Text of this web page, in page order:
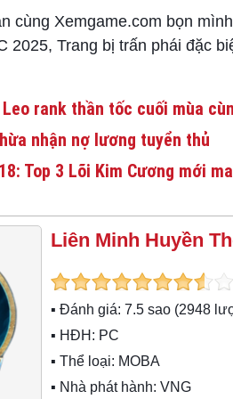
cùng Xemgame.com bọn
2025, Trang bị trấn phái đặc
Leo rank thần tốc cuối mùa
nhận nợ lương tuyển thủ
Top 3 Lõi Kim Cương mới
Liên Minh Huyền
▪ Đánh giá: 7.5 sao (2948
▪ HĐH: PC
▪ Thể loại: MOBA
▪ Nhà phát hành: VNG